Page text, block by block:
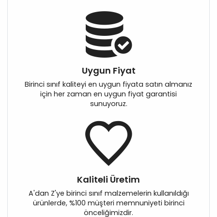
Uygun Fiyat
Birinci sınıf kaliteyi en uygun fiyata satın almanız
için her zaman en uygun fiyat garantisi
sunuyoruz.
Kaliteli Üretim
A'dan Z'ye birinci sınıf malzemelerin kullanıldığı
ürünlerde, %100 müşteri memnuniyeti birinci
önceliğimizdir.